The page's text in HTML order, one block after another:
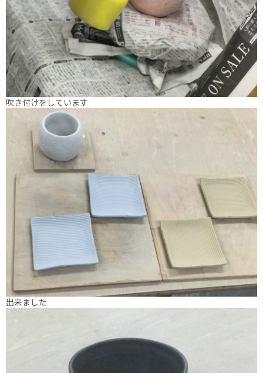
吹き付けをしています
出来ました